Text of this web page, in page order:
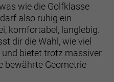
wie die Golfklasse
also ruhig ein
komfortabel, langlebig.
dir die Wahl, wie viel
bietet trotz massiver
bewährte Geometrie